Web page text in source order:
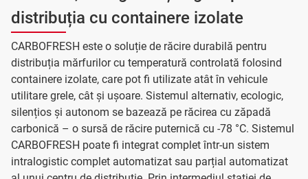
distribuția cu containere izolate
CARBOFRESH este o soluție de răcire durabilă pentru
distribuția mărfurilor cu temperatură controlată folosind
containere izolate, care pot fi utilizate atât în vehicule
utilitare grele, cât și ușoare. Sistemul alternativ, ecologic,
silențios și autonom se bazează pe răcirea cu zăpadă
carbonică – o sursă de răcire puternică cu -78 °C. Sistemul
CARBOFRESH poate fi integrat complet într-un sistem
intralogistic complet automatizat sau parțial automatizat